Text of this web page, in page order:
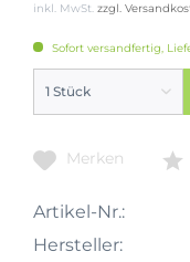
inkl. MwSt. zzgl.
Sofort versandfertig,
Merken
Artikel-Nr.:
Hersteller: